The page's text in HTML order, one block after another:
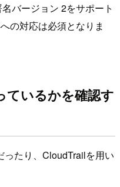
バージョン 2をサポート
の対応は必須となりま
ているかを確認す
たり、CloudTrailを用い